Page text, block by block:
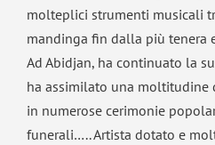
molteplici strumenti musicali
mandinga fin dalla più tenera
Ad Abidjan, ha continuato la
ha assimilato una
in numerose cerimonie
funerali….. Artista dotato e